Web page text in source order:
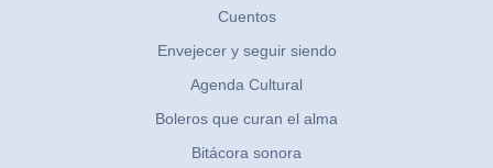
Cuentos
Envejecer y seguir siendo
Agenda Cultural
Boleros que curan el alma
Bitácora sonora